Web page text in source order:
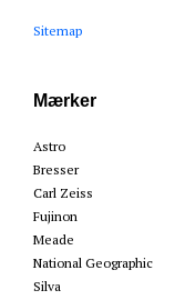
Sitemap
Mærker
Astro
Bresser
Carl Zeiss
Fujinon
Meade
National Geographic
Silva